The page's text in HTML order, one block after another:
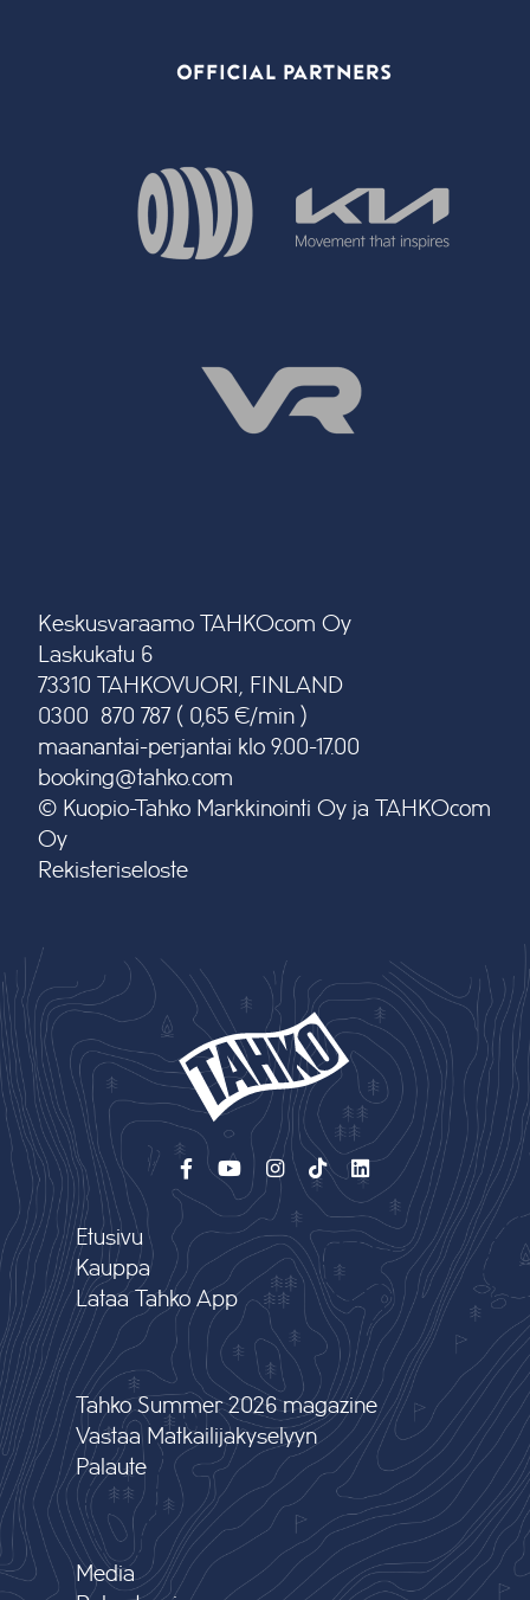
OFFICIAL PARTNERS
Keskusvaraamo TAHKOcom Oy
Laskukatu 6
73310 TAHKOVUORI, FINLAND
0300 870 787 ( 0,65 €/min )
maanantai-perjantai klo 9.00-17.00
booking@tahko.com
© Kuopio-Tahko Markkinointi Oy ja TAHKOcom
Oy
Rekisteriseloste
Etusivu
Kauppa
Lataa Tahko App
Tahko Summer 2026 magazine
Vastaa Matkailijakyselyyn
Palaute
Media